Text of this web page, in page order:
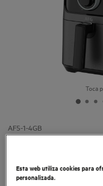
Toca
AF5-1-4GB
Freidora de aire
3.4 (5)
Beneficios
Esta web utiliza cookies para
personalizada.